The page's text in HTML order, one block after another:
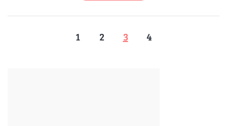
1 2 3 4